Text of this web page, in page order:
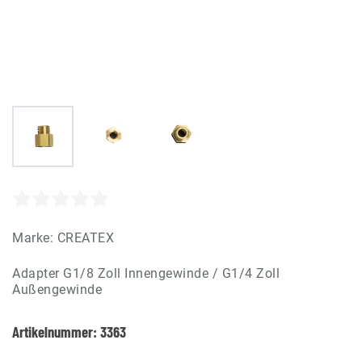
Marke: CREATEX
Adapter G1/8 Zoll Innengewinde / G1/4 Zoll
Außengewinde
Artikelnummer: 3363